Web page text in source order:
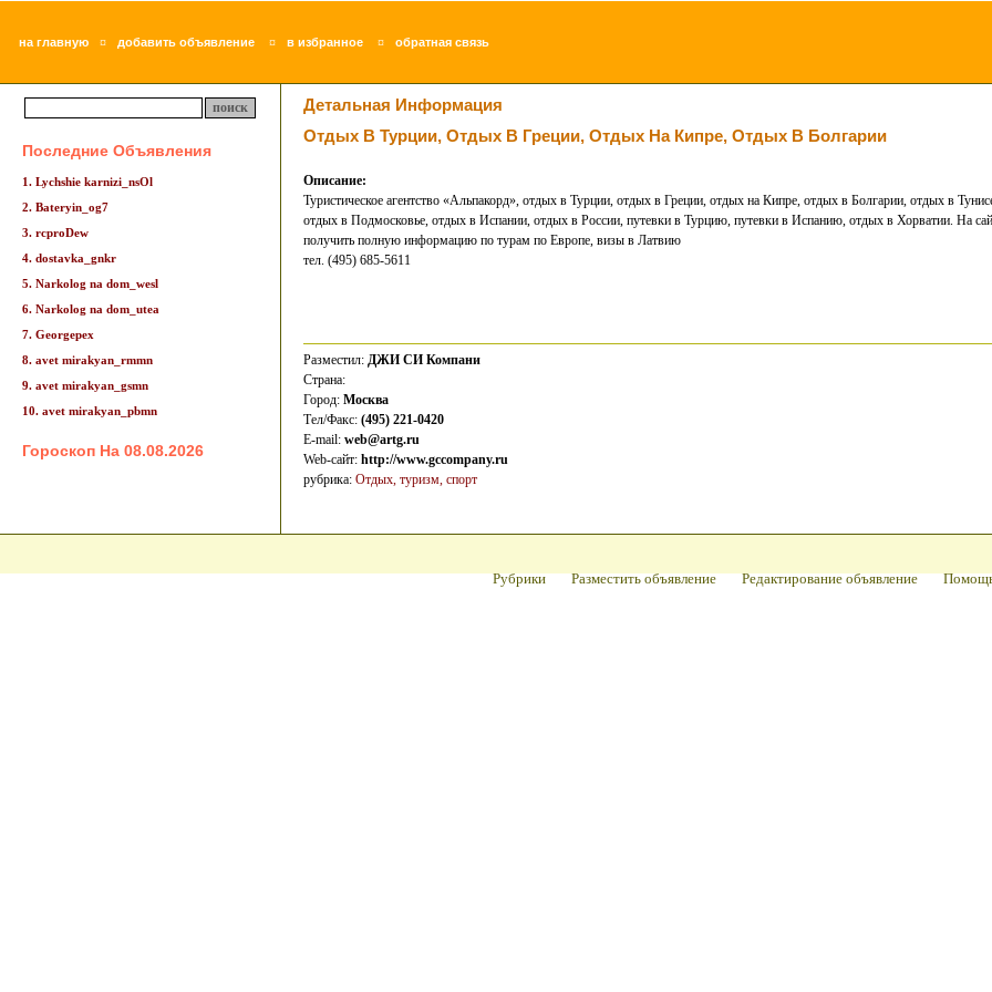
на главную ¤ добавить объявление ¤ в избранное ¤ обратная связь
Последние Объявления
1. Lychshie karnizi_nsOl
2. Bateryin_og7
3. rcproDew
4. dostavka_gnkr
5. Narkolog na dom_wesl
6. Narkolog na dom_utea
7. Georgepex
8. avet mirakyan_rmmn
9. avet mirakyan_gsmn
10. avet mirakyan_pbmn
Гороскоп На 08.08.2026
Детальная Информация
Отдых В Турции, Отдых В Греции, Отдых На Кипре, Отдых В Болгарии
Описание:
Туристическое агентство «Альпакорд», отдых в Турции, отдых в Греции, отдых на Кипре, отдых в Болгарии, отдых в
отдых в Подмосковье, отдых в Испании, отдых в России, путевки в Турцию, путевки в Испанию, отдых в Хорватии. На
получить полную информацию по турам по Европе, визы в Латвию
тел. (495) 685-5611
Разместил: ДЖИ СИ Компани
Страна:
Город: Москва
Тел/Факс: (495) 221-0420
E-mail: web@artg.ru
Web-сайт: http://www.gccompany.ru
рубрика: Отдых, туризм, спорт
Рубрики Разместить объявление Редактирование объявление